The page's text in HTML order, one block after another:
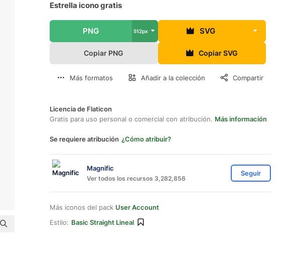
Estrella icono gratis
PNG 512px SVG
Copiar PNG Copiar SVG
Más formatos Añadir a la colección Compartir
Licencia de Flaticon
Gratis para uso personal o comercial con atribución. Más información
Se requiere atribución ¿Cómo atribuir?
Magnific
Ver todos los recursos 3,282,856
Seguir
Más iconos del pack User Account
Estilo: Basic Straight Lineal